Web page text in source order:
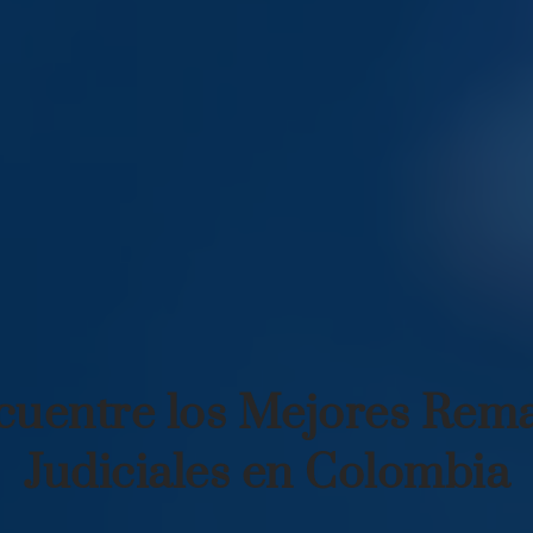
los Mejores
Judiciales en Colombia